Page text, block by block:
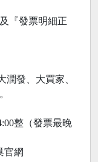
『發票明細正
潤發、大買家、
整（發票最晚
官網